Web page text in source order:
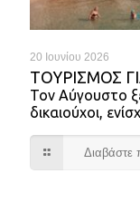
20 Ιουνίου 2026
ΤΟΥΡΙΣΜΌΣ
Τον Αύγουστο
δικαιούχοι,
Διαβάστε